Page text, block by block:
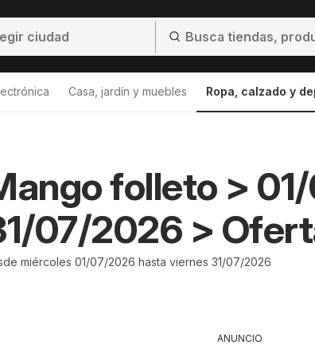
Casa, jardín y muebles Ropa, calzado y
folleto >
07/2026 >
miércoles 01/07/2026 hasta viernes 31/07/2026
ANUNCIO